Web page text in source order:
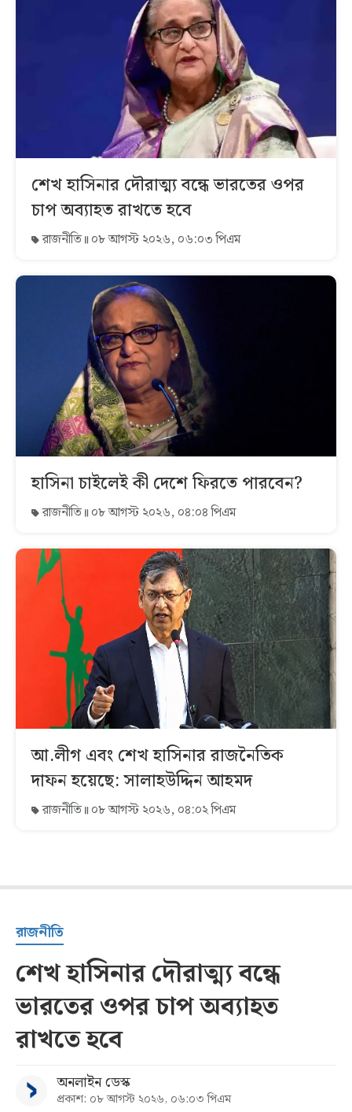
শেখ হাসিনার দৌরাত্ম্য বন্ধে ভারতের ওপর
চাপ অব্যাহত রাখতে হবে
রাজনীতি ০৮ আগস্ট ২০২৬, ০৬:০৩ পিএম
হাসিনা চাইলেই কী দেশে ফিরতে পারবেন?
রাজনীতি ০৮ আগস্ট ২০২৬, ০৪:০৪ পিএম
আ.লীগ এবং শেখ হাসিনার রাজনৈতিক
দাফন হয়েছে: সালাহউদ্দিন আহমদ
রাজনীতি ০৮ আগস্ট ২০২৬, ০৪:০২ পিএম
রাজনীতি
শেখ হাসিনার দৌরাত্ম্য বন্ধে
ভারতের ওপর চাপ অব্যাহত
রাখতে হবে
অনলাইন ডেস্ক
প্রকাশ: ০৮ আগস্ট ২০২৬, ০৬:০৩ পিএম